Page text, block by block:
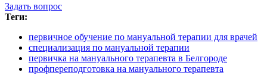
Задать вопрос
Теги:
первичное обучение по мануальной терапии для врачей
специализация по мануальной терапии
первичка на мануального терапевта в Белгороде
профпереподготовка на мануального терапевта